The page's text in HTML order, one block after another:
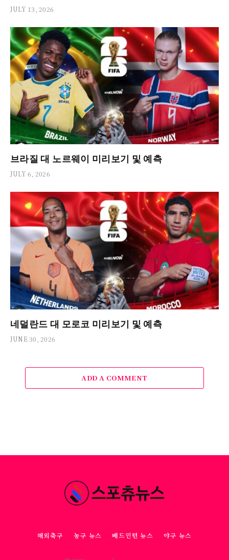
JULY 13, 2026
브라질 대 노르웨이 미리보기 및 예측
JULY 6, 2026
네덜란드 대 모로코 미리보기 및 예측
JUNE 30, 2026
ADD A COMMENT
해외축구 농구 뉴스 배드민턴 뉴스 야구 뉴스